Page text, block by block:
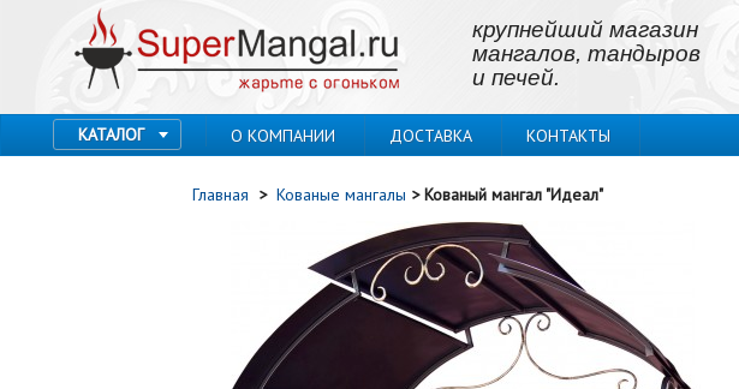
крупнейший магазин
мангалов, тандыров
и печей.
КАТАЛОГ О КОМПАНИИ ДОСТАВКА КОНТАКТЫ
Главная > Кованые мангалы >Кованый мангал "Идеал"